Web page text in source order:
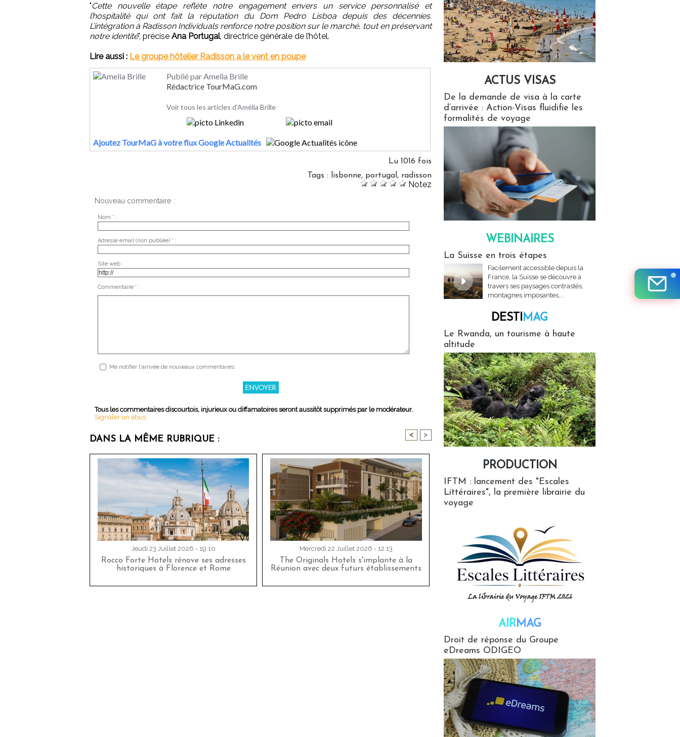
"Cette nouvelle étape reflète notre engagement envers un service personnalisé et
l’hospitalité qui ont fait la réputation du Dom Pedro Lisboa depuis des décennies.
L’intégration à Radisson Individuals renforce notre position sur le marché, tout en préservant
notre identité", précise Ana Portugal, directrice générale de l’hôtel.
Lire aussi : Le groupe hôtelier Radisson a le vent en poupe
Publié par Amelia Brille
Rédactrice TourMaG.com
Voir tous les articles d'Amélia Brille
Ajoutez TourMaG à votre flux Google Actualités
Lu 1016 fois
Tags : lisbonne, portugal , radisson
Notez
Nouveau commentaire :
Nom * :
Adresse email (non publiée) * :
Site web :
Commentaire * :
Me notifier l'arrivée de nouveaux commentaires
Tous les commentaires discourtois, injurieux ou diffamatoires seront aussitôt supprimés par le modérateur.
Signaler un abus
DANS LA MÊME RUBRIQUE : < >
Jeudi 23 Juillet 2026 - 19:10
Rocco Forte Hotels rénove ses adresses
historiques à Florence et Rome
Mercredi 22 Juillet 2026 - 12:13
The Originals Hotels s'implante à la
Réunion avec deux futurs établissements
ACTUS VISAS
De la demande de visa à la carte
d’arrivée : Action-Visas fluidifie les
formalités de voyage
WEBINAIRES
La Suisse en trois étapes
Facilement accessible depuis la
France, la Suisse se découvre à
travers ses paysages contrastés,
montagnes imposantes,...
DESTIMAG
Le Rwanda, un tourisme à haute
altitude
PRODUCTION
IFTM : lancement des "Escales
Littéraires", la première librairie du
voyage
AIRMAG
Droit de réponse du Groupe
eDreams ODIGEO